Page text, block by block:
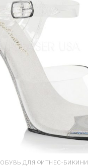
ОБУВЬ ДЛЯ ФИТНЕС-БИКИНИ